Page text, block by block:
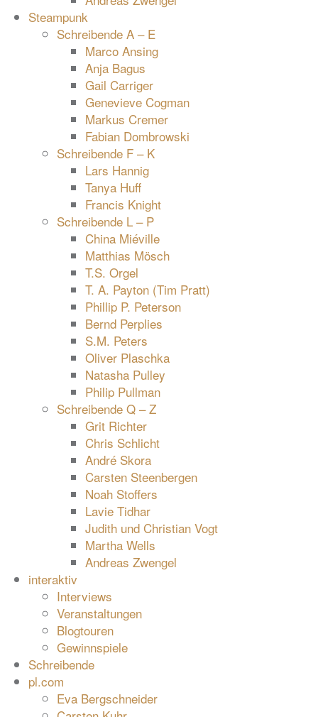
Steampunk
Schreibende A – E
Marco Ansing
Anja Bagus
Gail Carriger
Genevieve Cogman
Markus Cremer
Fabian Dombrowski
Schreibende F – K
Lars Hannig
Tanya Huff
Francis Knight
Schreibende L – P
China Miéville
Matthias Mösch
T.S. Orgel
T. A. Payton (Tim Pratt)
Phillip P. Peterson
Bernd Perplies
S.M. Peters
Oliver Plaschka
Natasha Pulley
Philip Pullman
Schreibende Q – Z
Grit Richter
Chris Schlicht
André Skora
Carsten Steenbergen
Noah Stoffers
Lavie Tidhar
Judith und Christian Vogt
Martha Wells
Andreas Zwengel
interaktiv
Interviews
Veranstaltungen
Blogtouren
Gewinnspiele
Schreibende
pl.com
Eva Bergschneider